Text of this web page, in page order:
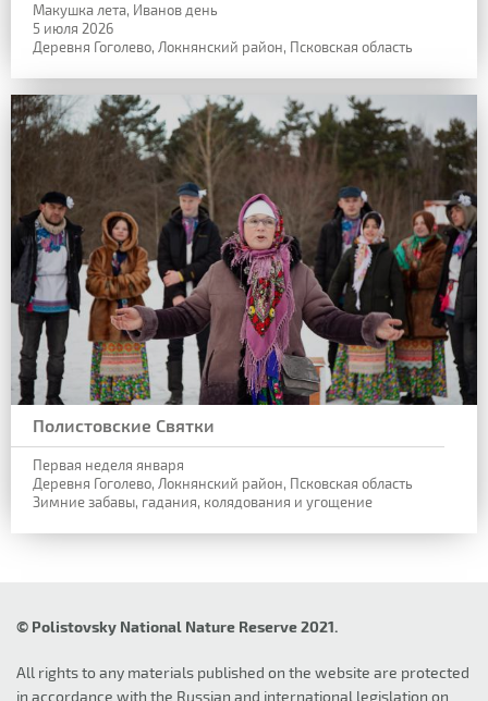
Макушка лета, Иванов день
5 июля 2026
Деревня Гоголево, Локнянский район, Псковская область
Полистовские Святки
Первая неделя января
Деревня Гоголево, Локнянский район, Псковская область
Зимние забавы, гадания, колядования и угощение
© Polistovsky National Nature Reserve 2021.
All rights to any materials published on the website are protected
in accordance with the Russian and international legislation on